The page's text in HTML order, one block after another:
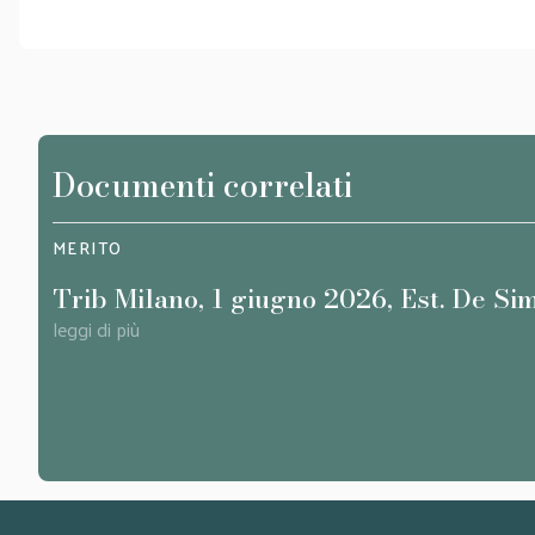
Documenti correlati
MERITO
Trib Milano, 1 giugno 2026, Est. De
leggi di più